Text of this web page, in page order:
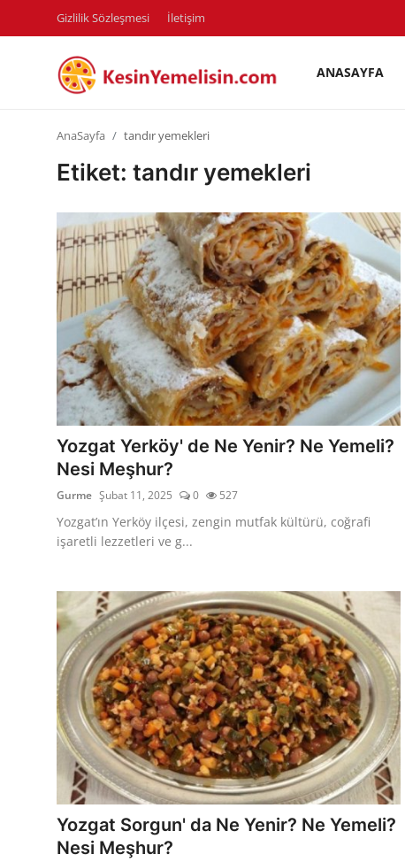
Gizlilik Sözleşmesi İletişim
ANASAYFA
Diyet & Sağlıklı Beslenme
İletişim
Şehirler
Helal Gıda & Dini Hükümler
Gıda Güvenliği & Bilimi
Kalori & Diyet Rehberi
Mutfak Püf Noktaları & İpuçları
Mekan & Lezzet Rotaları
Temel Gıda ve Ürün Rehberleri
Yöresel Tarifler & Ev Yemekleri
Gıda Güvenliği & Sağlık
İçecek Kültürü & Rehberleri
Popüler Kültür & Mutfak Tarihi
Mutfak Temizliği & Pratik Bilgiler
Anne & Bebek Beslenmesi
Mutfak Sırları & Teknikler
AnaSayfa tandır yemekleri
Etiket: tandır yemekleri
Yozgat Yerköy' de Ne Yenir? Ne Yemeli?
Nesi Meşhur?
Gurme Şubat 11, 2025 0 527
Yozgat’ın Yerköy ilçesi, zengin mutfak kültürü, coğrafi
işaretli lezzetleri ve g...
Yozgat Sorgun' da Ne Yenir? Ne Yemeli?
Nesi Meşhur?